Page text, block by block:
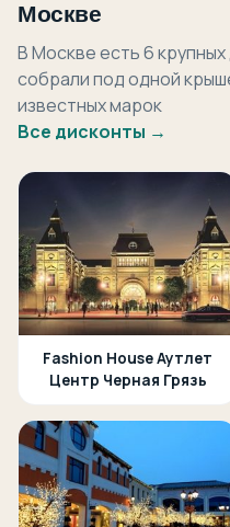
Москве
В Москве есть 6
собрали под одной
известных марок
Все дисконты →
Fashion House Аутлет
Центр Черная Грязь